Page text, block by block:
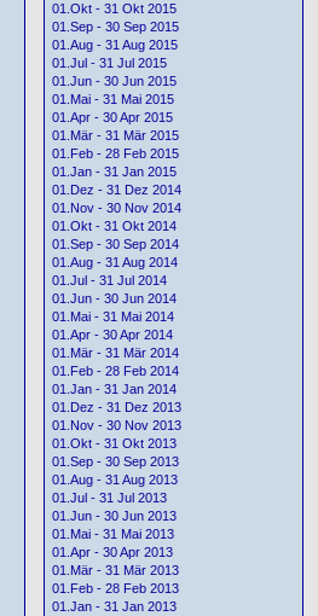
01.Okt - 31 Okt 2015
01.Sep - 30 Sep 2015
01.Aug - 31 Aug 2015
01.Jul - 31 Jul 2015
01.Jun - 30 Jun 2015
01.Mai - 31 Mai 2015
01.Apr - 30 Apr 2015
01.Mär - 31 Mär 2015
01.Feb - 28 Feb 2015
01.Jan - 31 Jan 2015
01.Dez - 31 Dez 2014
01.Nov - 30 Nov 2014
01.Okt - 31 Okt 2014
01.Sep - 30 Sep 2014
01.Aug - 31 Aug 2014
01.Jul - 31 Jul 2014
01.Jun - 30 Jun 2014
01.Mai - 31 Mai 2014
01.Apr - 30 Apr 2014
01.Mär - 31 Mär 2014
01.Feb - 28 Feb 2014
01.Jan - 31 Jan 2014
01.Dez - 31 Dez 2013
01.Nov - 30 Nov 2013
01.Okt - 31 Okt 2013
01.Sep - 30 Sep 2013
01.Aug - 31 Aug 2013
01.Jul - 31 Jul 2013
01.Jun - 30 Jun 2013
01.Mai - 31 Mai 2013
01.Apr - 30 Apr 2013
01.Mär - 31 Mär 2013
01.Feb - 28 Feb 2013
01.Jan - 31 Jan 2013